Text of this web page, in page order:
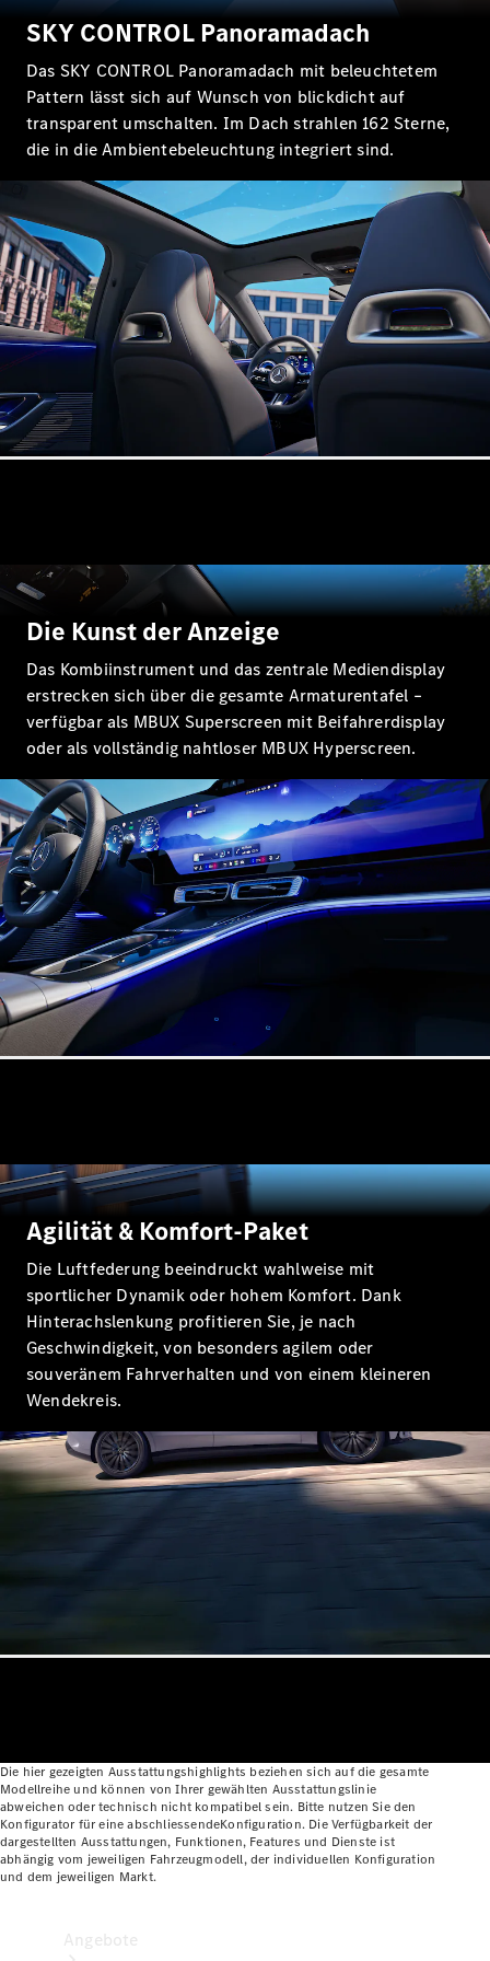
Alle
Cabriolets &
Roadsters
CLE
Cabriolet
Mercedes-
AMG SL
Roadster
Mercedes-
Monogram
Series
buchen
Grand Limousine
VLE
Konfigurator
Mercedes-
Benz Store
Probefahrt
buchen
Vans und Reisemobile
Alle Vans
V-Klasse
V-Klasse MP
V-Klasse MP
HORIZON
Konfigurator
Mercedes-
Benz Store
Probefahrt
buchen
Gewerbliche Vans
Mercedes-Benz Store
SKY CONTROL Panoramadach
Das SKY CONTROL Panoramadach mit beleuchtetem
Pattern lässt sich auf Wunsch von blickdicht auf
transparent umschalten. Im Dach strahlen 162 Sterne,
die in die Ambientebeleuchtung integriert sind.
Die Kunst der Anzeige
Das Kombiinstrument und das zentrale Mediendisplay
erstrecken sich über die gesamte Armaturentafel –
verfügbar als MBUX Superscreen mit Beifahrerdisplay
oder als vollständig nahtloser MBUX Hyperscreen.
Agilität & Komfort-Paket
Die Luftfederung beeindruckt wahlweise mit
sportlicher Dynamik oder hohem Komfort. Dank
Hinterachslenkung profitieren Sie, je nach
Geschwindigkeit, von besonders agilem oder
souveränem Fahrverhalten und von einem kleineren
Wendekreis.
Die hier gezeigten Ausstattungshighlights beziehen sich auf die gesamte
Modellreihe und können von Ihrer gewählten Ausstattungslinie
abweichen oder technisch nicht kompatibel sein. Bitte nutzen Sie den
Konfigurator für eine abschliessendeKonfiguration. Die Verfügbarkeit der
dargestellten Ausstattungen, Funktionen, Features und Dienste ist
abhängig vom jeweiligen Fahrzeugmodell, der individuellen Konfiguration
und dem jeweiligen Markt.